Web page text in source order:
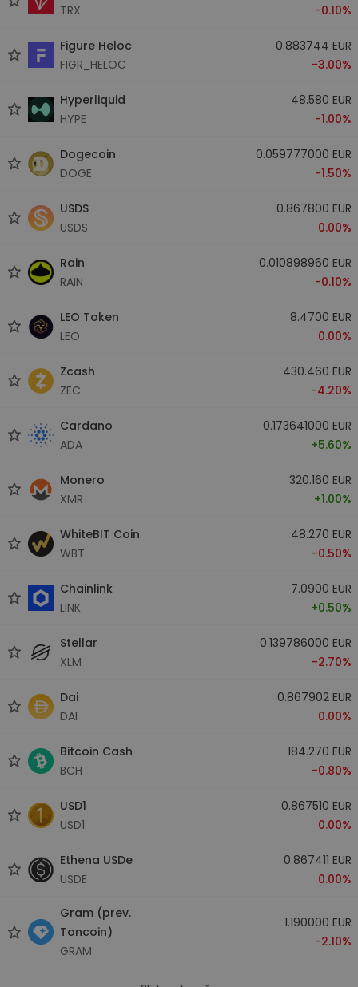
TRX
-0.10%
Figure Heloc
FIGR_HELOC
0.883744 EUR
-3.00%
Hyperliquid
HYPE
48.580 EUR
-1.00%
Dogecoin
DOGE
0.059777000 EUR
-1.50%
USDS
USDS
0.867800 EUR
0.00%
Rain
RAIN
0.010898960 EUR
-0.10%
LEO Token
LEO
8.4700 EUR
0.00%
Zcash
ZEC
430.460 EUR
-4.20%
Cardano
ADA
0.173641000 EUR
+5.60%
Monero
XMR
320.160 EUR
+1.00%
WhiteBIT Coin
WBT
48.270 EUR
-0.50%
Chainlink
LINK
7.0900 EUR
+0.50%
Stellar
XLM
0.139786000 EUR
-2.70%
Dai
DAI
0.867902 EUR
0.00%
Bitcoin Cash
BCH
184.270 EUR
-0.80%
USD1
USD1
0.867510 EUR
0.00%
Ethena USDe
USDE
0.867411 EUR
0.00%
Gram (prev.
Toncoin)
GRAM
1.190000 EUR
-2.10%